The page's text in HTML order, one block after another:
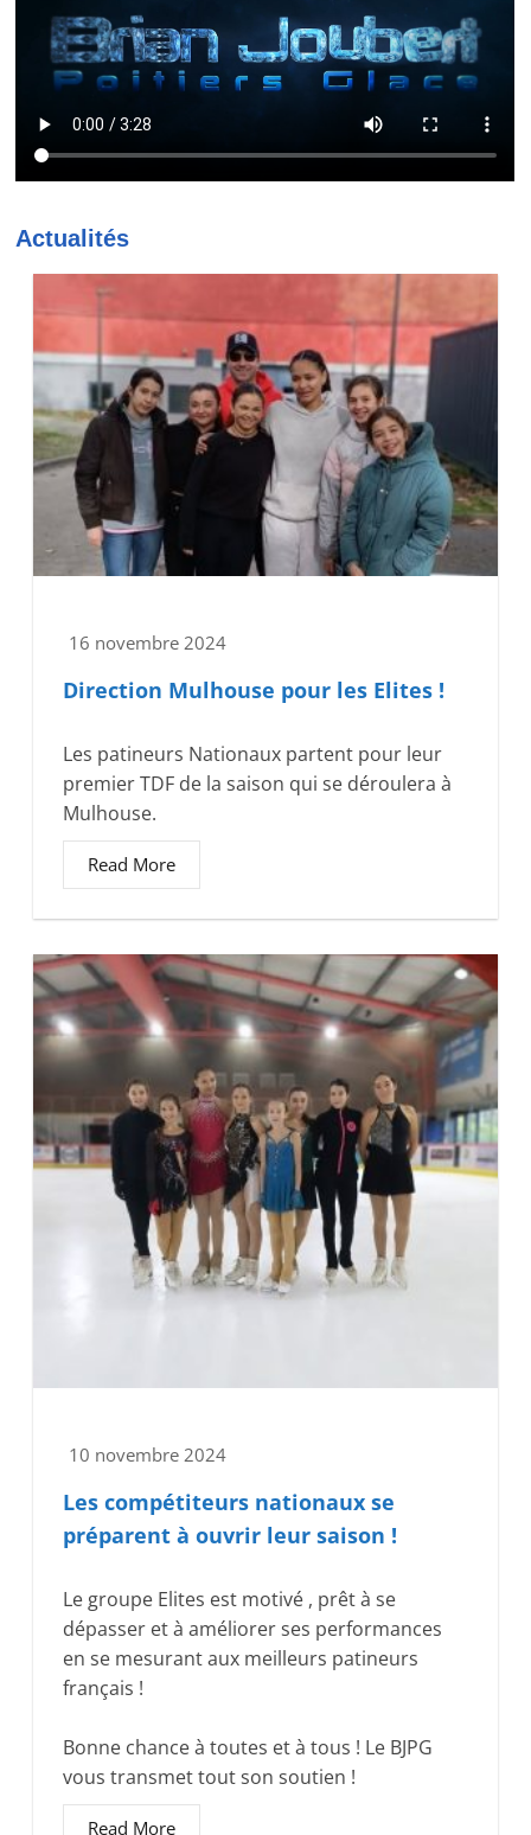
Actualités
16 novembre 2024
Direction Mulhouse pour les Elites !
Les patineurs Nationaux partent pour leur
premier TDF de la saison qui se déroulera à
Mulhouse.
Read More
10 novembre 2024
Les compétiteurs nationaux se
préparent à ouvrir leur saison !
Le groupe Elites est motivé , prêt à se
dépasser et à améliorer ses performances
en se mesurant aux meilleurs patineurs
français !
Bonne chance à toutes et à tous ! Le BJPG
vous transmet tout son soutien !
Read More